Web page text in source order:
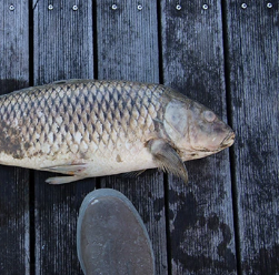
パンドロ疑惑を一貫して否定し
かなかシブトイ